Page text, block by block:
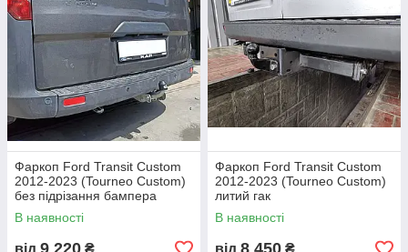
Фаркоп Ford Transit Custom
2012-2023 (Tourneo Custom)
без підрізання бампера
В наявності
від ₴
Фаркоп Ford Transit Custom
2012-2023 (Tourneo Custom)
литий гак
В наявності
від ₴